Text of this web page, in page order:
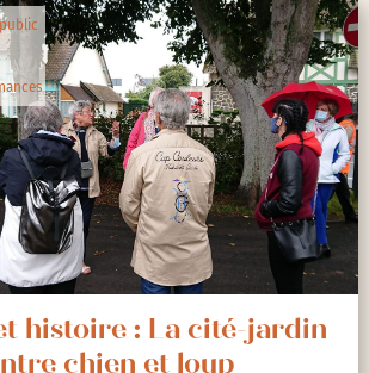
histoire : La cité-jardin
chien et loup